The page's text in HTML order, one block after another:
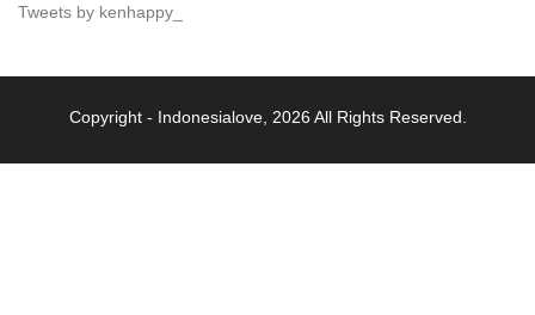
Tweets by kenhappy_
Copyright - Indonesialove, 2026 All Rights Reserved.